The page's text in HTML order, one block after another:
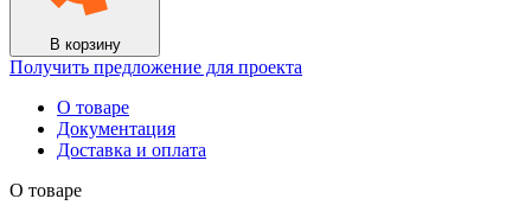
В корзину
Получить предложение для проекта
О товаре
Документация
Доставка и оплата
О товаре